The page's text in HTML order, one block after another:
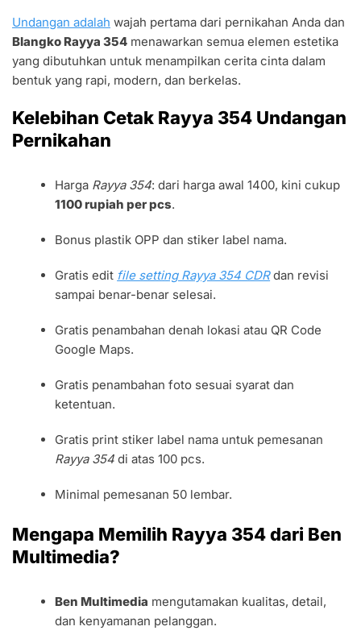
Undangan adalah wajah pertama dari pernikahan Anda dan
Blangko Rayya 354 menawarkan semua elemen estetika
yang dibutuhkan untuk menampilkan cerita cinta dalam
bentuk yang rapi, modern, dan berkelas.
Kelebihan Cetak Rayya 354 Undangan
Pernikahan
Harga Rayya 354: dari harga awal 1400, kini cukup
1100 rupiah per pcs.
Bonus plastik OPP dan stiker label nama.
Gratis edit file setting Rayya 354 CDRdan revisi
sampai benar-benar selesai.
Gratis penambahan denah lokasi atau QR Code
Google Maps.
Gratis penambahan foto sesuai syarat dan
ketentuan.
Gratis print stiker label nama untuk pemesanan
Rayya 354 di atas 100 pcs.
Minimal pemesanan 50 lembar.
Mengapa Memilih Rayya 354 dari Ben
Multimedia?
Ben Multimedia mengutamakan kualitas, detail,
dan kenyamanan pelanggan.